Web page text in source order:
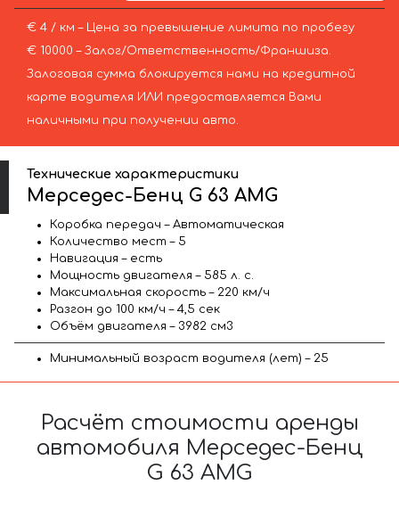
€ 4 / км – Цена за превышение лимита по пробегу
€ 10000 – Залог/Ответственность/Франшиза.
Залоговая сумма блокируется нами на кредитной
карте водителя ИЛИ предоставляется Вами
наличными при получении авто.
Технические характеристики
Мерседес-Бенц G 63 AMG
Коробка передач – Автоматическая
Количество мест – 5
Навигация – есть
Мощность двигателя – 585 л. с.
Максимальная скорость – 220 км/ч
Разгон до 100 км/ч – 4,5 сек
Объём двигателя – 3982 см3
Минимальный возраст водителя (лет) – 25
Расчёт стоимости аренды
автомобиля Мерседес-Бенц
G 63 AMG